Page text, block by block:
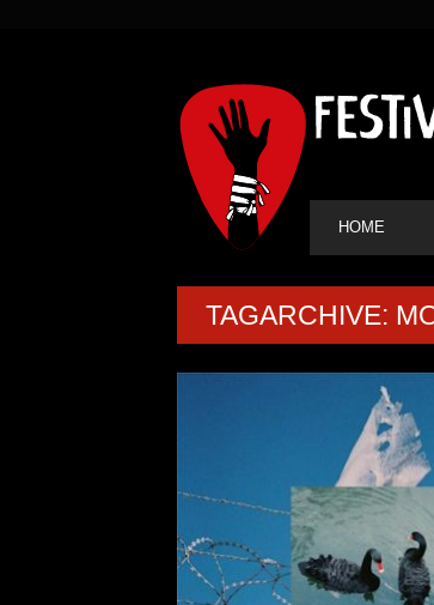
HAUPT-
HOME
TAGARCHIVE: